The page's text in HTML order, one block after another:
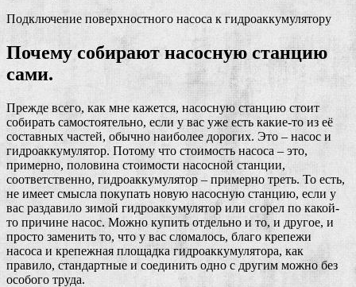
Подключение поверхностного насоса к гидроаккумулятору
Почему собирают насосную станцию
сами.
Прежде всего, как мне кажется, насосную станцию стоит
собирать самостоятельно, если у вас уже есть какие-то из её
составных частей, обычно наиболее дорогих. Это – насос и
гидроаккумулятор. Потому что стоимость насоса – это,
примерно, половина стоимости насосной станции,
соответственно, гидроаккумулятор – примерно треть. То есть,
не имеет смысла покупать новую насосную станцию, если у
вас раздавило зимой гидроаккумулятор или сгорел по какой-
то причине насос. Можно купить отдельно и то, и другое, и
просто заменить то, что у вас сломалось, благо крепежи
насоса и крепежная площадка гидроаккумулятора, как
правило, стандартные и соединить одно с другим можно без
особого труда.